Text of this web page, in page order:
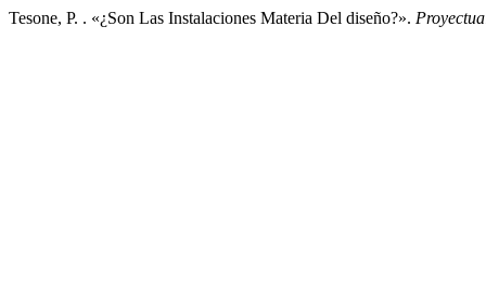
Tesone, P. . «¿Son Las Instalaciones Materia Del diseño?».